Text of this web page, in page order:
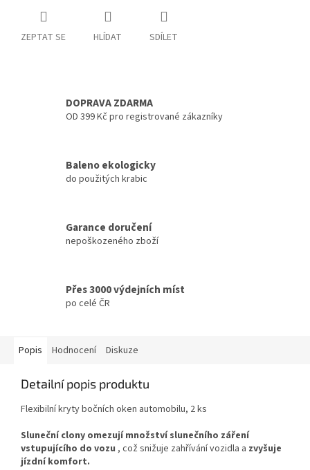
ZEPTAT SE HLÍDAT SDÍLET
DOPRAVA ZDARMA
OD 399 Kč pro registrované zákazníky
Baleno ekologicky
do použitých krabic
Garance doručení
nepoškozeného zboží
Přes 3000 výdejních míst
po celé ČR
Popis Hodnocení Diskuze
Detailní popis produktu
Flexibilní kryty bočních oken automobilu, 2 ks
Sluneční clony omezují množství slunečního záření
vstupujícího do vozu , což snižuje zahřívání vozidla a zvyšuje
jízdní komfort.